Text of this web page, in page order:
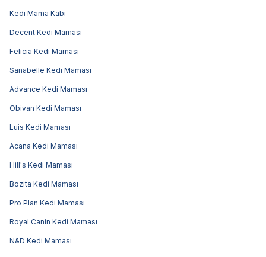
Kedi Mama Kabı
Decent Kedi Maması
Felicia Kedi Maması
Sanabelle Kedi Maması
Advance Kedi Maması
Obivan Kedi Maması
Luis Kedi Maması
Acana Kedi Maması
Hill's Kedi Maması
Bozita Kedi Maması
Pro Plan Kedi Maması
Royal Canin Kedi Maması
N&D Kedi Maması